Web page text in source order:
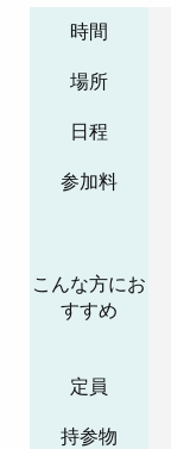
時間
場所
日程
参加料
こんな方にお
すすめ
定員
持参物